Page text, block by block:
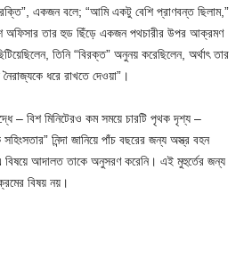
একজন বলে; “আমি একটু বেশি প্রাণবন্ত ছিলাম,”
অফিসার তার হুড ছিঁড়ে একজন পথচারীর উপর আক্রমণ
তিনি “বিরক্ত” অনুনয় করেছিলেন, অর্থাৎ তার
ধরে রাখতে দেওয়া”।
– বিশ মিনিটেরও কম সময়ে চারটি পৃথক দৃশ্য –
নিন্দা জানিয়ে পাঁচ বছরের জন্য অস্ত্র বহন
বিষয়ে আদালত তাকে অনুসরণ করেনি। এই মুহুর্তের জন্য
বিষয় নয়।